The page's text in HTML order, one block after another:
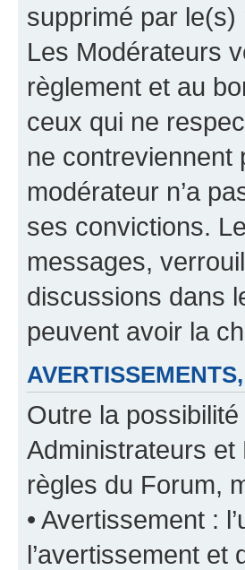
supprimé par
Les Modérateurs
règlement et au
ceux qui ne
ne contreviennent
modérateur n’a
ses convictions.
messages,
discussions dans
peuvent avoir la
Outre la
Administrateurs
règles du Forum,
• Avertissement :
l’avertissement